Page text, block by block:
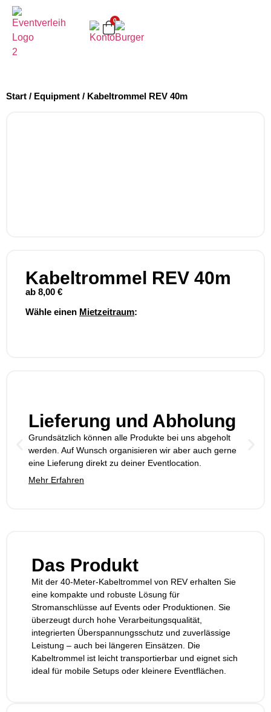
0
Start / Equipment / Kabeltrommel REV 40m
Kabeltrommel REV 40m
ab 8,00 €
Wähle einen Mietzeitraum:
Lieferung und Abholung
Grundsätzlich können alle Produkte bei uns abgeholt
werden. Auf Wunsch organisieren wir aber auch gerne
eine Lieferung direkt zu deiner Eventlocation.
Mehr Erfahren
Das Produkt
Mit der 40-Meter-Kabeltrommel von REV erhalten Sie
eine kompakte und robuste Lösung für
Stromanschlüsse auf Events oder Produktionen. Sie
überzeugt durch hohe Verarbeitungsqualität,
integrierten Überspannungsschutz und zuverlässige
Leistung – auch bei längeren Einsätzen. Die
Kabeltrommel ist leicht transportierbar und eignet sich
ideal für mobile Setups oder kleinere Eventflächen.